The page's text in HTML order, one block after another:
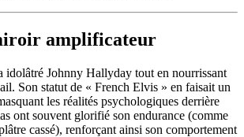
amplificateur
idolâtré Johnny Hallyday tout en nourrissant
Son statut de « French Elvis » en faisait un
les réalités psychologiques derrière
ont souvent glorifié son endurance (comme
cassé), renforçant ainsi son comportement